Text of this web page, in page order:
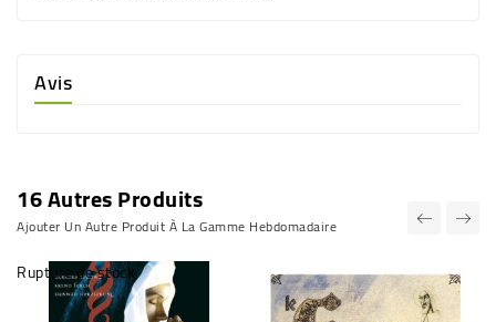
Avis
16 Autres Produits
Ajouter Un Autre Produit À La Gamme Hebdomadaire
Rupture de stock